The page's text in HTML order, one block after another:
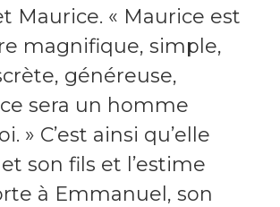
Maurice. « Maurice est
magnifique, simple,
généreuse,
sera un homme
» C’est ainsi qu’elle
son fils et l’estime
à Emmanuel, son